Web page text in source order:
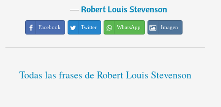
―Robert Louis Stevenson
Facebook Twitter WhatsApp Imagen
Todas las frases de Robert Louis Stevenson